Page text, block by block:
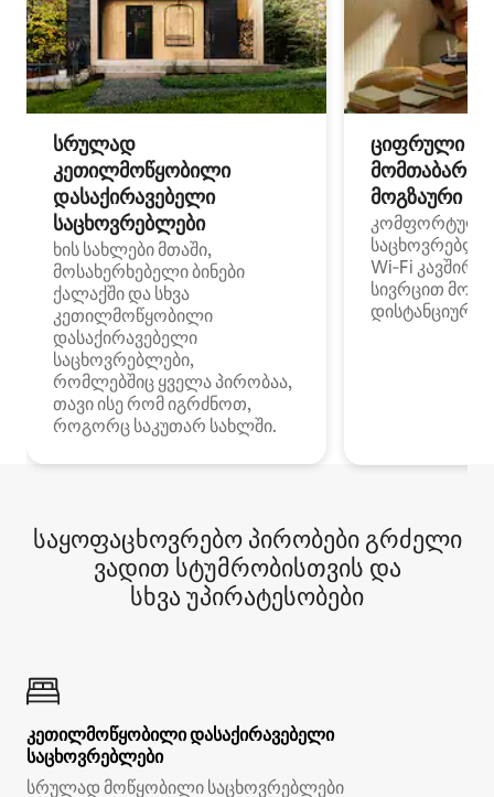
სრულად
კეთილმოწყობილი
დასაქირავებელი
საცხოვრებლები
ხის სახლები მთაში,
მოსახერხებელი ბინები
ქალაქში და სხვა
კეთილმოწყობილი
დასაქირავებელი
საცხოვრებლები,
რომლებშიც ყველა პირობაა,
თავი ისე რომ იგრძნოთ,
როგორც საკუთარ სახლში.
ციფრული
მოგზაური
კომფორტული
Wi‑Fi
სივრცით
დისტანციური
საყოფაცხოვრებო პირობები გრძელი
ვადით სტუმრობისთვის და
სხვა უპირატესობები
კეთილმოწყობილი დასაქირავებელი
საცხოვრებლები
სრულად მოწყობილი საცხოვრებლები